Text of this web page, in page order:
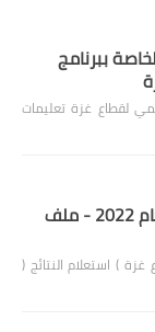
ببرنامج
لقطاع غزة تعليمات
نتائج امتحان الثانوية العامة للعام 2022 - ملف
) استعلام النتائج (